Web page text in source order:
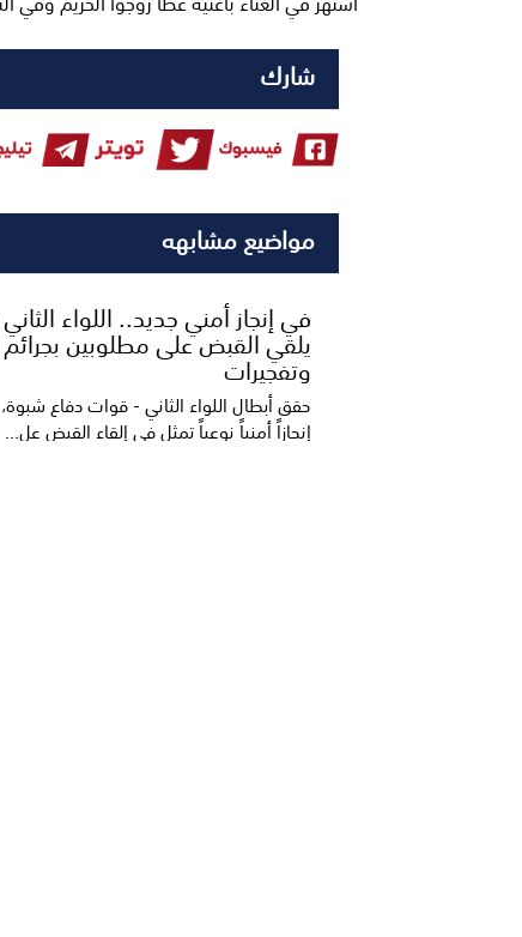
شارك
مواضيع مشابهه
​في إنجاز أمني جديد.. اللواء
يلقي القبض على مطلوبين بجرائم
وتفجيرات
حقق أبطال اللواء الثاني - قوات دفاع
إنجازاً أمنياً نوعياً تمثل في إلقاء القبض عل...